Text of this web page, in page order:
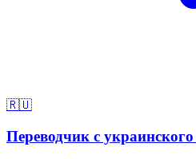
🇷🇺
Переводчик с